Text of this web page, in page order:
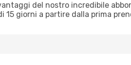
del nostro incredibile
giorni a partire dalla prima